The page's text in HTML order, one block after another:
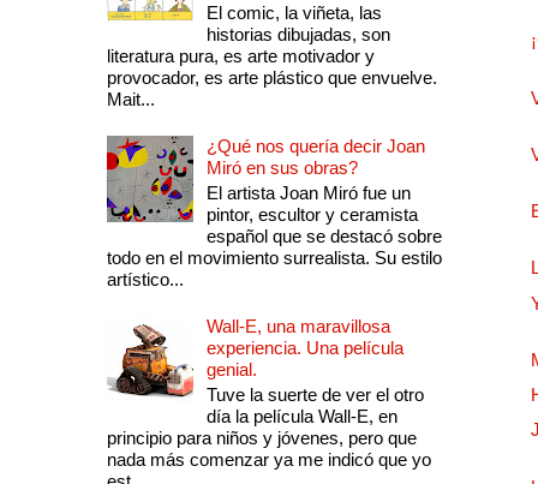
El comic, la viñeta, las
historias dibujadas, son
literatura pura, es arte motivador y
provocador, es arte plástico que envuelve.
Mait...
¿Qué nos quería decir Joan
Miró en sus obras?
El artista Joan Miró fue un
pintor, escultor y ceramista
español que se destacó sobre
todo en el movimiento surrealista. Su estilo
artístico...
Wall-E, una maravillosa
experiencia. Una película
genial.
Tuve la suerte de ver el otro
día la película Wall-E, en
principio para niños y jóvenes, pero que
nada más comenzar ya me indicó que yo